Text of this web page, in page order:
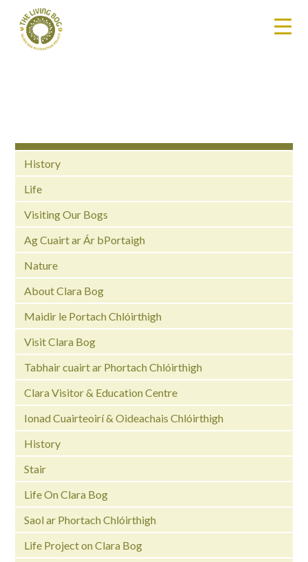
History
Life
Visiting Our Bogs
Ag Cuairt ar Ár bPortaigh
Nature
About Clara Bog
Maidir le Portach Chlóirthigh
Visit Clara Bog
Tabhair cuairt ar Phortach Chlóirthigh
Clara Visitor & Education Centre
Ionad Cuairteoirí & Oideachais Chlóirthigh
History
Stair
Life On Clara Bog
Saol ar Phortach Chlóirthigh
Life Project on Clara Bog